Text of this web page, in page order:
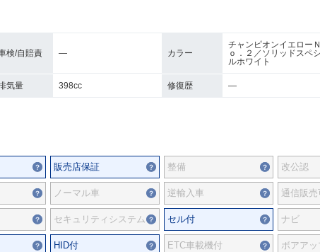
検/自賠責 ― カラー
チャンピオンイエローＮ
ｏ．２／ソリッドスペ
ルホワイト
気量 398cc 修復歴 ―
販売店保証 整備 改公認
ノーマル車 逆輸入車 通信販売
セキュリティシステム セル付 ナビ
HID付 ETC車載機付 ボアアッ